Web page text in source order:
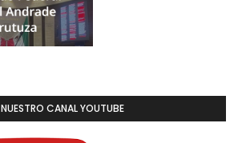
NUESTRO CANAL YOUTUBE